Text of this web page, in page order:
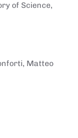
of Science,
Matteo